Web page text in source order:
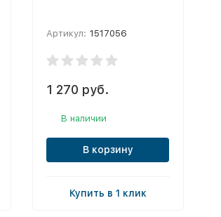
Артикул: 1517056
1 270 руб.
В наличии
В корзину
Купить в 1 клик